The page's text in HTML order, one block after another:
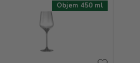
Objem 450 ml